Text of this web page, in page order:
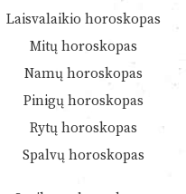
Laisvalaikio horoskopas
Mitų horoskopas
Namų horoskopas
Pinigų horoskopas
Rytų horoskopas
Spalvų horoskopas